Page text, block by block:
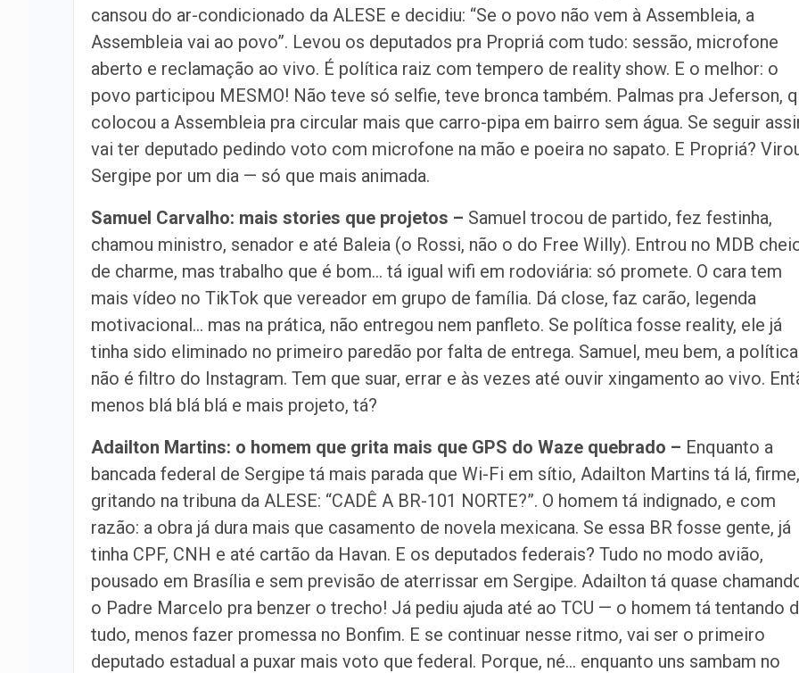
cansou do ar-condicionado da ALESE e decidiu: “Se o povo não vem à Assembleia, a
Assembleia vai ao povo”. Levou os deputados pra Propriá com tudo: sessão, microfone
aberto e reclamação ao vivo. É política raiz com tempero de reality show. E o melhor: o
povo participou MESMO! Não teve só selfie, teve bronca também. Palmas pra Jeferson,
colocou a Assembleia pra circular mais que carro-pipa em bairro sem água. Se seguir
vai ter deputado pedindo voto com microfone na mão e poeira no sapato. E Propriá?
Sergipe por um dia — só que mais animada.
Samuel Carvalho: mais stories que projetos – Samuel trocou de partido, fez festinha,
chamou ministro, senador e até Baleia (o Rossi, não o do Free Willy). Entrou no MDB
de charme, mas trabalho que é bom… tá igual wifi em rodoviária: só promete. O cara tem
mais vídeo no TikTok que vereador em grupo de família. Dá close, faz carão, legenda
motivacional… mas na prática, não entregou nem panfleto. Se política fosse reality, ele já
tinha sido eliminado no primeiro paredão por falta de entrega. Samuel, meu bem, a política
não é filtro do Instagram. Tem que suar, errar e às vezes até ouvir xingamento ao vivo.
menos blá blá blá e mais projeto, tá?
Adailton Martins: o homem que grita mais que GPS do Waze quebrado – Enquanto a
bancada federal de Sergipe tá mais parada que Wi-Fi em sítio, Adailton Martins tá lá, firme,
gritando na tribuna da ALESE: “CADÊ A BR-101 NORTE?”. O homem tá indignado, e com
razão: a obra já dura mais que casamento de novela mexicana. Se essa BR fosse gente, já
tinha CPF, CNH e até cartão da Havan. E os deputados federais? Tudo no modo avião,
pousado em Brasília e sem previsão de aterrissar em Sergipe. Adailton tá quase
o Padre Marcelo pra benzer o trecho! Já pediu ajuda até ao TCU — o homem tá tentando
tudo, menos fazer promessa no Bonfim. E se continuar nesse ritmo, vai ser o primeiro
deputado estadual a puxar mais voto que federal. Porque, né… enquanto uns sambam no